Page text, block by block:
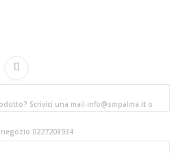
Scrivici una mail info@smpalma.it o
0227208934